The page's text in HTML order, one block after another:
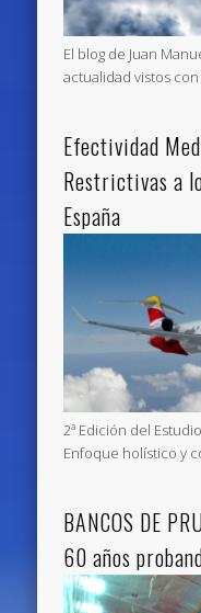
El blog de Juan
actualidad vistos
Efectividad
Restrictivas a
España
2ª Edición del
Enfoque holístico y
BANCOS DE
60 años